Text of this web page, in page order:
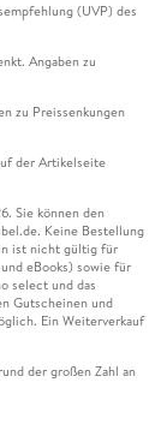
(UVP) des
Angaben zu
zu Preissenkungen
der Artikelseite
Sie können den
Keine Bestellung
ist nicht gültig für
eBooks) sowie für
select und das
Gutscheinen und
Ein Weiterverkauf
der großen Zahl an